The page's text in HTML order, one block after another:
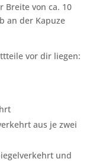
Breite von ca. 10
an der Kapuze
vor dir liegen:
aus je zwei
und